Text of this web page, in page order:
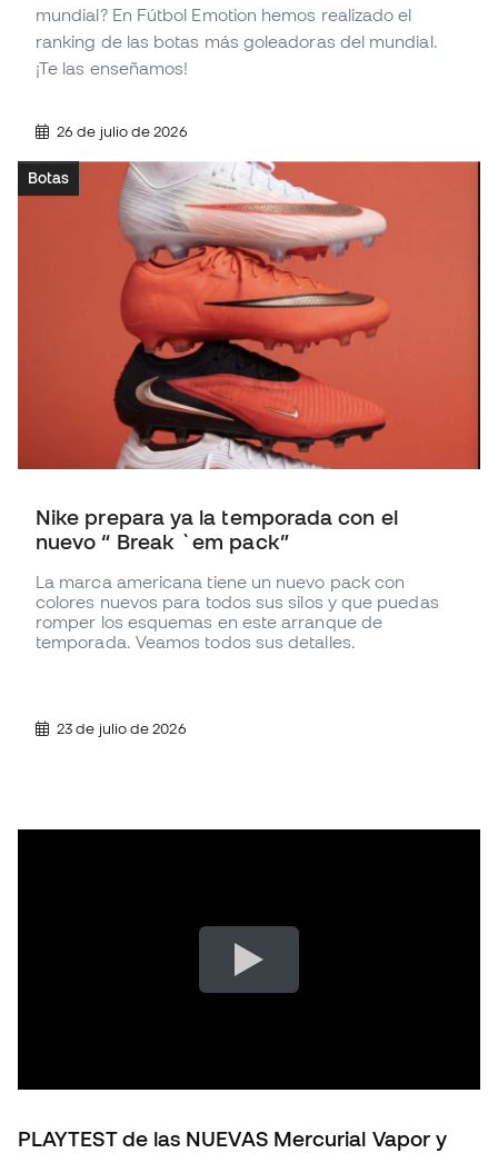
mundial? En Fútbol Emotion hemos realizado el
ranking de las botas más goleadoras del mundial.
¡Te las enseñamos!
26 de julio de 2026
Botas
Nike prepara ya la temporada con el
nuevo “ Break `em pack”
La marca americana tiene un nuevo pack con
colores nuevos para todos sus silos y que puedas
romper los esquemas en este arranque de
temporada. Veamos todos sus detalles.
23 de julio de 2026
PLAYTEST de las NUEVAS Mercurial Vapor y